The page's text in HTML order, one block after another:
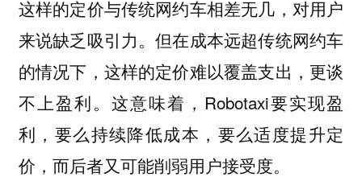
这样的定价与传统网约车相差无几，对用户
来说缺乏吸引力。但在成本远超传统网约车
的情况下，这样的定价难以覆盖支出，更谈
不上盈利。这意味着，Robotaxi要实现盈
利，要么持续降低成本，要么适度提升定
价，而后者又可能削弱用户接受度。